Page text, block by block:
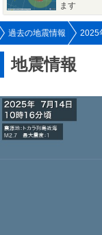
ます
過去の地震情報 2025
地震情報